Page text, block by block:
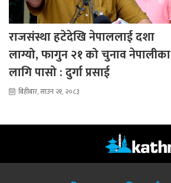
राजसंस्था हटेदेखि नेपाललाई दशा
लाग्यो, फागुन २१ को चुनाव नेपालीका
लागि पासो : दुर्गा प्रसाई
बिहीबार, साउन २१, २०८३